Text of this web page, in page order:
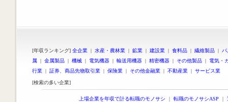
[年収ランキング] 全企業 | 水産・農林業 | 鉱業 | 建設業 | 食料品 | 繊維製品 |
属 | 金属製品 | 機械 | 電気機器 | 輸送用機器 | 精密機器 | その他製品 | 電気・
行業 | 証券、商品先物取引業 | 保険業 | その他金融業 | 不動産業 | サービス業
[検索の多い企業]
上場企業を年収で計る転職のモノサシ ｜ 転職のモノサシASP ｜